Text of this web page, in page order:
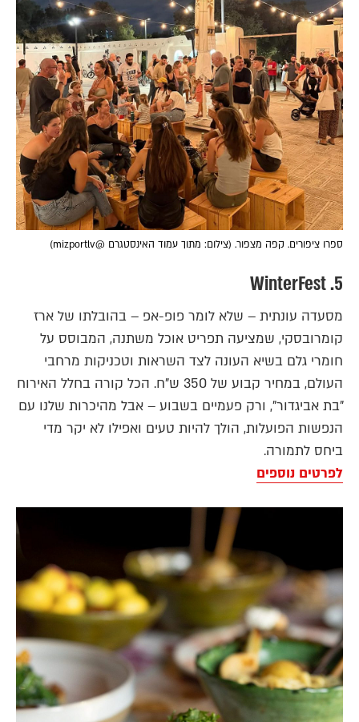
ספרו ציפורים. קפה מצפור. (צילום: מתוך עמוד האינסטגרם @mizportlv)
5. WinterFest
מסעדה עונתית – שלא לומר פופ-אפ – בהובלתו של ארז
קומרובסקי, שמציעה תפריט אוכל משתנה, המבוסס על
חומרי גלם בשיא העונה לצד השראות וטכניקות מרחבי
העולם, במחיר קבוע של 350 ש"ח. הכל קורה בחלל האירוח
"בת אביגדור", ורק פעמיים בשבוע – אבל מהיכרות שלנו עם
הנפשות הפועלות, הולך להיות טעים ואפילו לא יקר מדי
ביחס לתמורה.
לפרטים נוספים